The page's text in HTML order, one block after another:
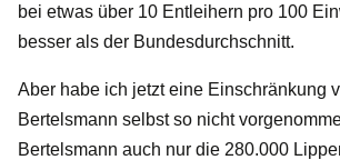
bei etwas über 10 Entleihern pro 100
besser als der Bundesdurchschnitt.
Aber habe ich jetzt eine Einschränkung
Bertelsmann selbst so nicht
Bertelsmann auch nur die 280.000